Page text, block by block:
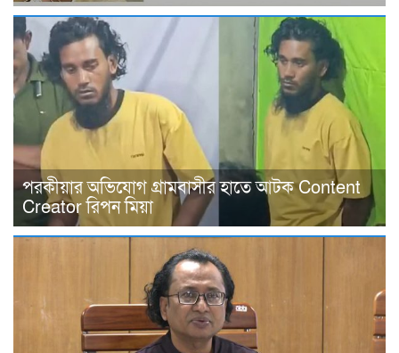
পরকীয়ার অভিযোগ গ্রামবাসীর হাতে আটক Content
Creator রিপন মিয়া